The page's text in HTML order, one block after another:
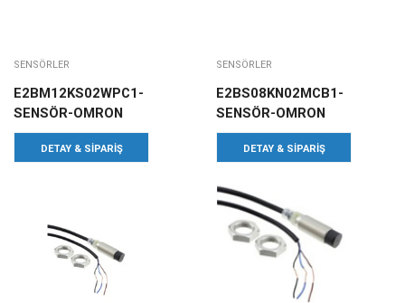
SENSÖRLER
E2BM12KS02WPC1-
SENSÖR-OMRON
DETAY & SIPARIŞ
SENSÖRLER
E2BS08KN02MCB1-
SENSÖR-OMRON
DETAY & SIPARIŞ